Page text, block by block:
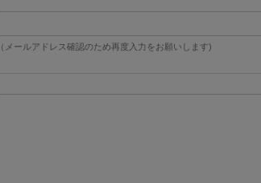
（メールアドレス確認のため再度入力をお願いします)